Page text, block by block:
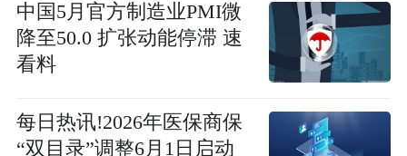
中国5月官方制造业PMI微
降至50.0 扩张动能停滞 速
看料
每日热讯!2026年医保商保
“双目录”调整6月1日启动